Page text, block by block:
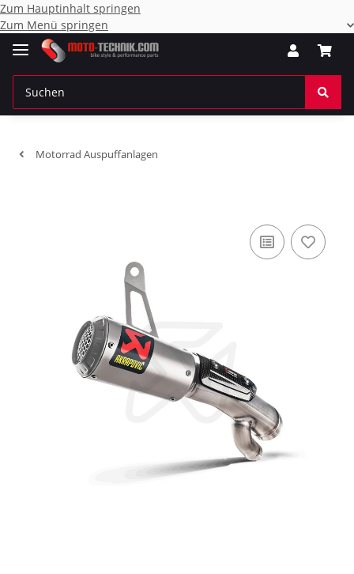
Zum Hauptinhalt springen
Zum Menü springen
Motorrad Auspuffanlagen